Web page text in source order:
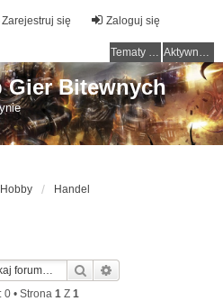
Zaloguj się
Zarejestruj się
Tematy bez odpowiedzi Aktywne tematy
Gier Bitewnych
Hobby Handel
Szukaj
0 • Strona 1 Z 1